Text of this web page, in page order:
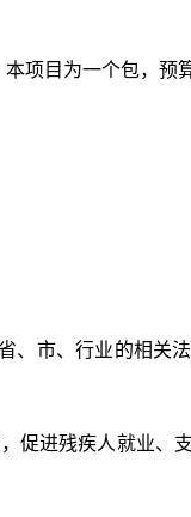
项目为一个包，预
、市、行业的相关
促进残疾人就业、